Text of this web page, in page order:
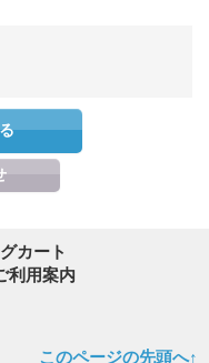
カート
利用案内
このページの先頭へ↑